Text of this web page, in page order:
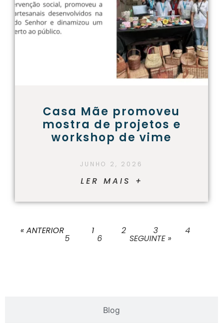
Blog
Casa Mãe promoveu
mostra de projetos e
workshop de vime
JUNHO 2, 2026
LER MAIS +
« ANTERIOR 1 2 3 4
5 6 SEGUINTE »